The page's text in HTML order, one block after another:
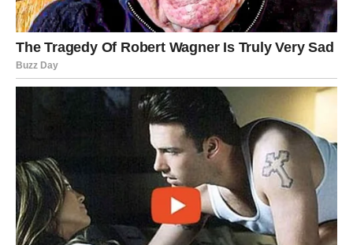
Škorpija
Pred vama je veoma intenzivan dan. Intuicija će biti
neverovatno jaka, pa ćete lako prepoznati kome možete
verovati.
Na poslu dolazi do obrta koji vam ide u prilog. Moguće je
da će neko odustati od prilike koju ćete upravo vi
iskoristiti.
U ljubavi vas očekuje veliko iznenađenje. Osoba iz